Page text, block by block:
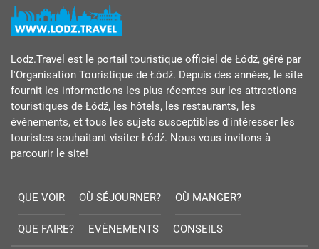
Lodz.Travel est le portail touristique officiel de Łódź, géré par
l'Organisation Touristique de Łódź. Depuis des années, le site
fournit les informations les plus récentes sur les attractions
touristiques de Łódź, les hôtels, les restaurants, les
événements, et tous les sujets susceptibles d'intéresser les
touristes souhaitant visiter Łódź. Nous vous invitons à
parcourir le site!
QUE VOIR OÙ SÉJOURNER? OÙ MANGER?
QUE FAIRE? EVÈNEMENTS CONSEILS